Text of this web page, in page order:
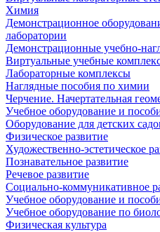
Химия
Демонстрационное
лаборатории
Демонстрационные учебно-
Виртуальные учебные
Лабораторные комплексы
Наглядные пособия по химии
Черчение. Начертательная
Учебное оборудование и
Оборудование для детских
Физическое развитие
Художественно-эстетическое
Познавательное развитие
Речевое развитие
Социально-коммуникативное
Учебное оборудование и
Учебное оборудование по
Физическая культура